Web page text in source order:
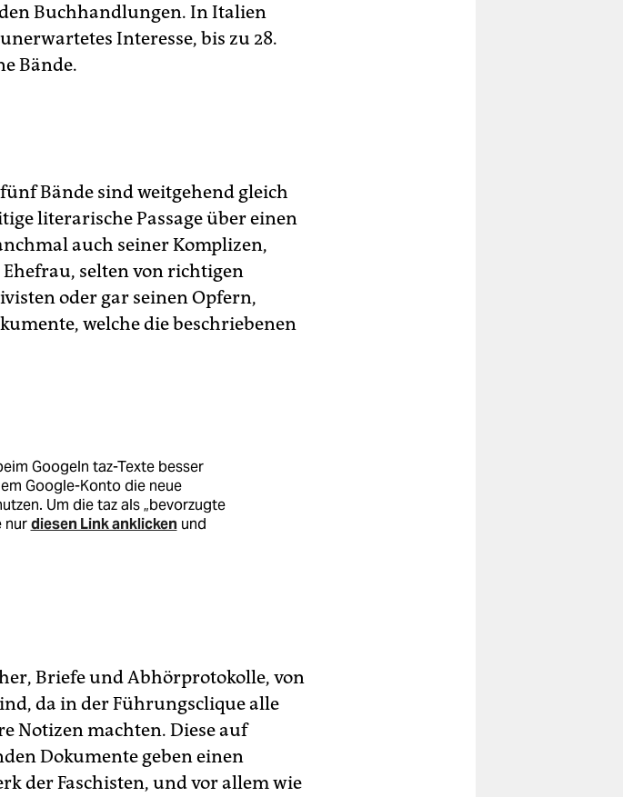
Buchhandlungen. In Italien
Interesse, bis zu 28.
Bände.
Bände sind weitgehend gleich
literarische Passage über einen
auch seiner Komplizen,
selten von richtigen
oder gar seinen Opfern,
welche die beschriebenen
Googeln taz-Texte besser
Google-Konto die neue
Um die taz als „bevorzugte
nurdiesen Link anklicken und
Quelle“ bei Googlefinden
Briefe und Abhörprotokolle, von
da in der Führungsclique alle
Notizen machten. Diese auf
Dokumente geben einen
der Faschisten, und vor allem wie